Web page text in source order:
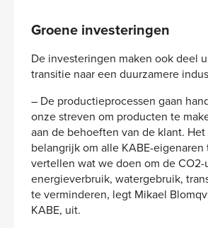
Groene investeringen
De investeringen maken ook deel
transitie naar een duurzamere
– De productieprocessen gaan
onze streven om producten te
aan de behoeften van de klant.
belangrijk om alle KABE-eigenaren
vertellen wat we doen om de
energieverbruik, watergebruik,
te verminderen, legt Mikael
KABE, uit.